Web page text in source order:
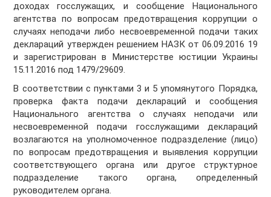
доходах госслужащих, и сообщение Национального
агентства по вопросам предотвращения коррупции о
случаях неподачи либо несвоевременной подачи таких
деклараций утвержден решением НАЗК от 06.09.2016 19
и зарегистрирован в Министерстве юстиции Украины
15.11.2016 под 1479/29609.
В соответствии с пунктами 3 и 5 упомянутого Порядка,
проверка факта подачи деклараций и сообщения
Национального агентства о случаях неподачи или
несвоевременной подачи госслужащими деклараций
возлагаются на уполномоченное подразделение (лицо)
по вопросам предотвращения и выявления коррупции
соответствующего органа или другое структурное
подразделение такого органа, определенный
руководителем органа.